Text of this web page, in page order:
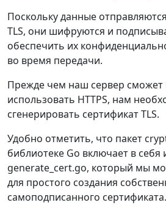
Поскольку данные
TLS, они шифруются и
обеспечить их
во время передачи.
Прежде чем наш сервер сможет
использовать HTTPS, нам
сгенерировать сертификат TLS.
Удобно отметить, что пакет
библиотеке Go включает в себя
generate_cert.go, который мы
для простого создания
самоподписанного сертификата.